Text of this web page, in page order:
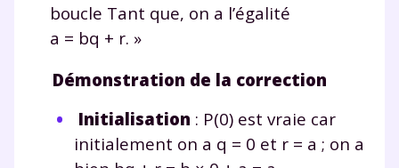
boucle Tant que, on a l’égalité
a = bq + r. »
Démonstration de la correction
Initialisation : P(0) est vraie car
initialement on a q = 0 et r = a ; on a